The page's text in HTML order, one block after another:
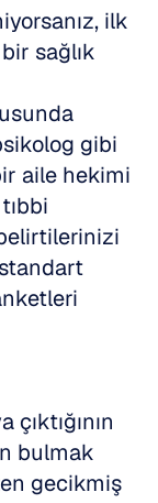
ilk
sağlık
gibi
aile hekimi
bulmak
gecikmiş